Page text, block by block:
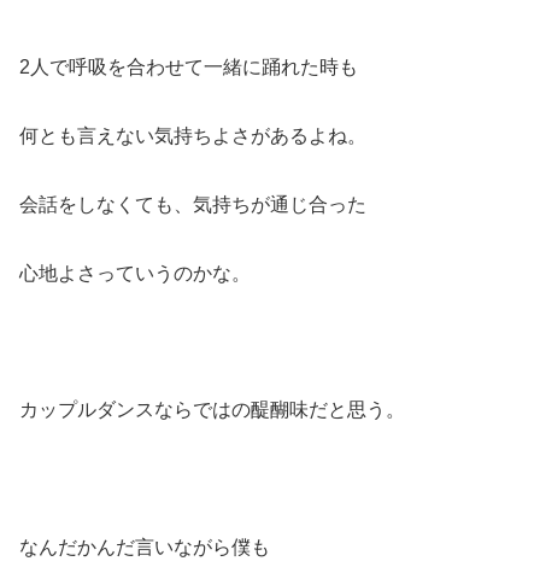
2人で呼吸を合わせて一緒に踊れた時も
何とも言えない気持ちよさがあるよね。
会話をしなくても、気持ちが通じ合った
心地よさっていうのかな。
カップルダンスならではの醍醐味だと思う。
なんだかんだ言いながら僕も